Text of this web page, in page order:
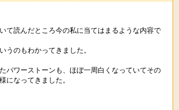
て読んだところ今の私に当てはまるような内容で
うのもわかってきました。
パワーストーンも、ほぼ一周白くなっていてその
になってきました。